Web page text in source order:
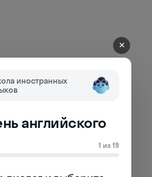
✕
иностранных
английского
1 из 19